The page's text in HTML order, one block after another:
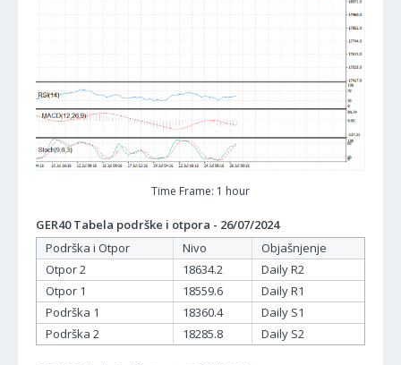
Time Frame: 1 hour
GER40 Tabela podrške i otpora - 26/07/2024
Podrška i Otpor
Nivo
Objašnjenje
Otpor 2
18634.2
Daily R2
Otpor 1
18559.6
Daily R1
Podrška 1
18360.4
Daily S1
Podrška 2
18285.8 Daily S2